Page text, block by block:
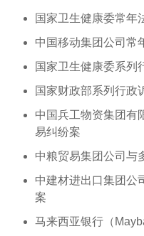
国家卫生健康委常年
中国移动集团公司常
国家卫生健康委系列
国家财政部系列行政
中国兵工物资集团有
易纠纷案
中粮贸易集团公司与
中建材进出口集团公
案
马来西亚银行（